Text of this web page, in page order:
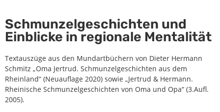
Schmunzelgeschichten und
Einblicke in regionale Mentalität
Textauszüge aus den Mundartbüchern von Dieter Hermann
Schmitz „Oma Jertrud. Schmunzelgeschichten aus dem
Rheinland“ (Neuauflage 2020) sowie „Jertrud & Hermann.
Rheinische Schmunzelgeschichten von Oma und Opa“ (3.Aufl.
2005).